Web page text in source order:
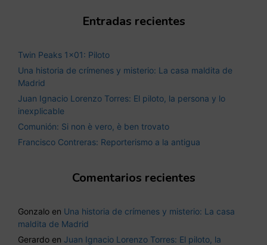
Entradas recientes
Twin Peaks 1×01: Piloto
Una historia de crímenes y misterio: La casa maldita de
Madrid
Juan Ignacio Lorenzo Torres: El piloto, la persona y lo
inexplicable
Comunión: Si non è vero, è ben trovato
Francisco Contreras: Reporterismo a la antigua
Comentarios recientes
Gonzalo en Una historia de crímenes y misterio: La casa
maldita de Madrid
Gerardo en Juan Ignacio Lorenzo Torres: El piloto, la